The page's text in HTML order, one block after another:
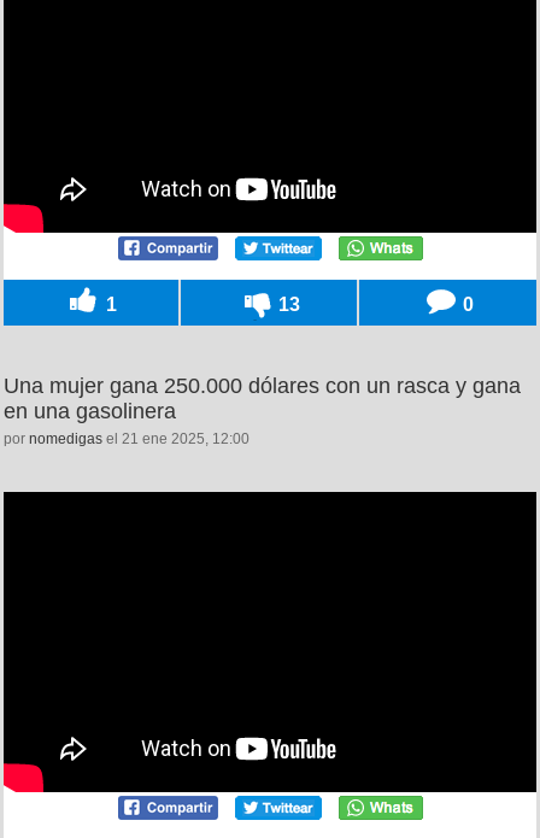
1 13 0
Una mujer gana 250.000 dólares con un rasca y gana
en una gasolinera
por nomedigas el 21 ene 2025, 12:00